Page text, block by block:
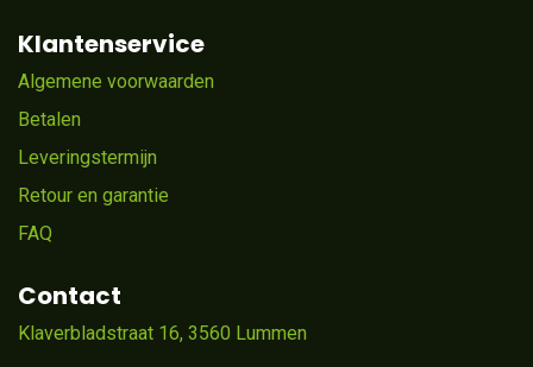
Klantenservice
Algemene voorwaarden
Betalen
Leveringstermijn
Retour en garantie
FAQ
Contact
Klaverbladstraat 16, 3560 Lummen